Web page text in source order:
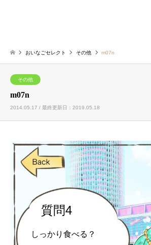
おいなごセレクト その他 m07n
その他
m07n
2014.05.17 / 最終更新日：2019.05.18
質問4
しっかり食べる？